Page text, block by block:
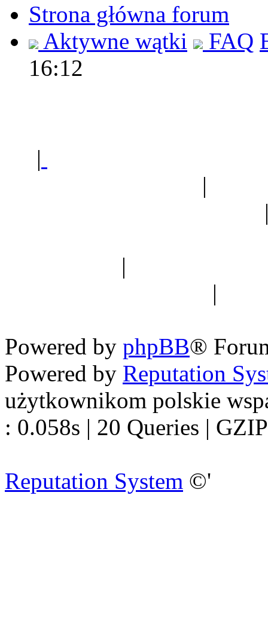
Strona główna forum
Aktywne wątki
FAQ
16:12
|
|
|
|
Powered by phpBB®
Powered by Reputation
użytkownikom polskie
: 0.058s | 20 Queries |
Reputation System ©'